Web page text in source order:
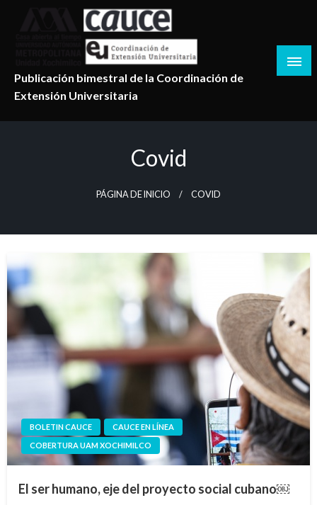
Publicación bimestral de la Coordinación de
Extensión Universitaria
Covid
PÁGINA DE INICIO COVID
BOLETIN CAUCE
CAUCE EN LÍNEA
COBERTURA UAM XOCHIMILCO
El ser humano, eje del proyecto social cubano￼